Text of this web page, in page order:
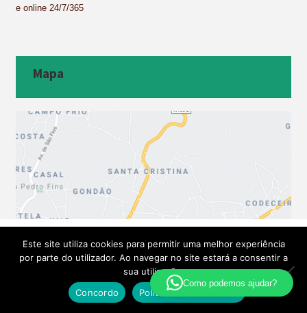
e online 24/7/365
Mapa
Como podemos ajudar?
Este site utiliza cookies para permitir uma melhor experiência
por parte do utilizador. Ao navegar no site estará a consentir a
sua utilização.
Concordo
Política de Privacidade